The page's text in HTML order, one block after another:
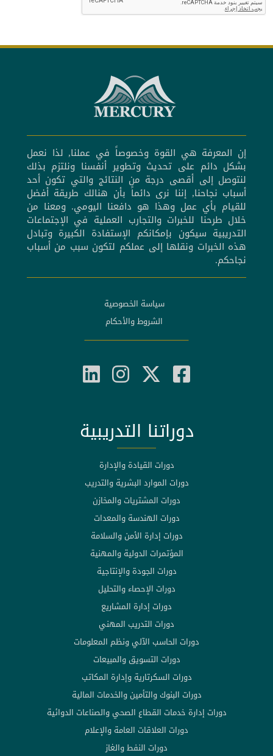
إن المعرفة هي القوة وخصوصاً في عملنا, لذا نعمل
بشكل دائم على تحديث وتطوير أنفسنا ونلتزم بذلك
لنتوصل إلى أقصى درجة من النتائج والتي تكون أحد
أسباب نجاحنا, إننا نرى دائماً بأن هنالك طريقة أفضل
للقيام بأي عمل وهذا هو دافعنا اليومي. ومعنا من
خلال طرحنا للخبرات والتجارب العملية في الإجتماعات
التدريبية سيكون بإمكانكم الإستفادة الكبيرة وتبادل
هذه الخبرات ونقلها إلى عملكم لتكون سبب من أسباب
نجاحكم.
سياسة الخصوصية
الشروط والأحكام
دوراتنا التدريبية
دورات القيادة والإدارة
دورات الموارد البشرية والتدريب
دورات المشتريات والمخازن
دورات الهندسة والمعدات
دورات إدارة الأمن والسلامة
المؤتمرات الدولية والمهنية
دورات الجودة والإنتاجية
دورات الإحصاء والتحليل
دورات إدارة المشاريع
دورات التدريب المهني
دورات الحاسب الآلي ونظم المعلومات
دورات التسويق والمبيعات
دورات السكرتارية وإدارة المكاتب
دورات البنوك والتأمين والخدمات المالية
دورات إدارة خدمات القطاع الصحي والصناعات الدوائية
دورات العلاقات العامة والإعلام
دورات النفط والغاز